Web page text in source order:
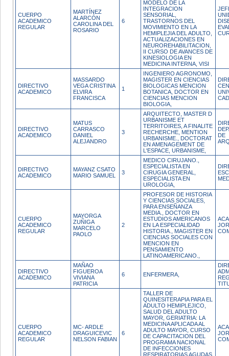
CUERPO
ACADEMICO
REGULAR
MARTÍNEZ
ALARCÓN
CAROLINA DEL
ROSARIO
6
MODELO DE LA
INTEGRACION
SENSORIAL,
TRASTORNOS DEL
MOVIMIENTO EN LA
HEMIPLEJIA DEL ADULTO,
ACTUALIZACIONES EN
NEUROREHABILITACION,
II CURSO DE AVANCES DE
KINESIOLOGIA EN
MEDICINA INTERNA, VISI
DIRECTIVO
ACADEMICO
MASSARDO
VEGA CRISTINA
ELVIRA
FRANCISCA
1
INGENIERO AGRONOMO,
MAGISTER EN CIENCIAS
BIOLOGICAS MENCION
BOTANICA, DOCTOR EN
CIENCIAS MENCION
BIOLOGIA,
DIRECTIVO
ACADEMICO
MATUS
CARRASCO
DANIEL
ALEJANDRO
3
ARQUITECTO, MASTER D
URBANISME ET
TERRITOIRES, A FINALITE
RECHERCHE, MENTION
URBANISME., DOCTORAT
EN AMENAGEMENT DE
L'ESPACE, URBANISME,
DE
DIRECTIVO
ACADEMICO
MAYANZ CSATO
MARIO SAMUEL
3
MEDICO CIRUJANO.,
ESPECIALISTA EN
CIRUGIA GENERAL,
ESPECIALISTA EN
UROLOGIA,
CUERPO
ACADEMICO
REGULAR
MAYORGA
ZUÑIGA
MARCELO
PAOLO
2
PROFESOR DE HISTORIA
Y CIENCIAS SOCIALES,
PARA ENSEÑANZA
MEDIA., DOCTOR EN
ESTUDIOS AMERICANOS
EN LA ESPECIALIDAD
HISTORIA., MAGISTER EN
CIENCIAS SOCIALES CON
MENCION EN
PENSAMIENTO
LATINOAMERICANO.,
DIRECTIVO
ACADEMICO
MAÑAO
FIGUEROA
VIVIANA
PATRICIA
6 ENFERMERA,
CUERPO
ACADEMICO
REGULAR
MC- ARDLE
DRAGUICEVIC
NELSON FABIAN
6
TALLER DE
QUINESITERAPIA PARA EL
ADULTO HEMIPLEJICO,
SALUD DEL ADULTO
MAYOR, GERIATRIA: LA
MEDICINA APLICADA AL
ADULTO MAYOR, CURSO
DE CAPACITACION DEL
PROGRAMA NACIONAL
DE INFECCIONES
RESPIRATORIAS AGUDAS